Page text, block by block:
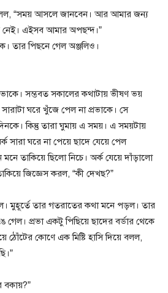
“সময় আসলে জানবেন। আর আমার জন্য
এইসব আমার অপছন্দ।”
তার পিছনে গেল অঞ্জলিও।
সম্ভবত সকালের কথাটায় ভীষণ ভয়
ঘরে খুঁজে পেল না প্রভাকে। সে
কিন্তু তারা ঘুমায় এ সময়। এ সময়টায়
সারা ঘরে না পেয়ে ছাদে যেয়ে পেল
মনে তাকিয়ে ছিলো নিচে। অর্ক যেয়ে দাঁড়ালো
জিজ্ঞেস করল, “কী দেখছ?”
মুহূর্তে তার গতরাতের কথা মনে পড়ল। তার
গেল। প্রভা একটু পিছিয়ে ছাদের বর্ডার থেকে
ঠোঁটের কোণে এক মিষ্টি হাসি দিয়ে বলল,
বকায়?”